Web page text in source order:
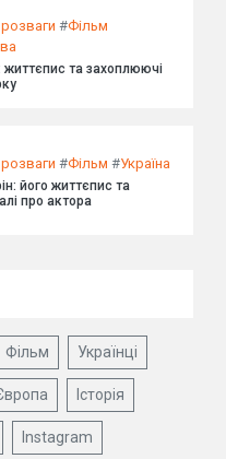
#Фільм
життєпис та захоплюючі
#Фільм #Україна
його життєпис та
про актора
Фільм Українці
Історія
Instagram